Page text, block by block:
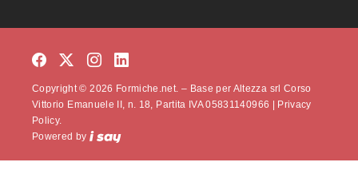
Copyright © 2026 Formiche.net. – Base per Altezza srl Corso
Vittorio Emanuele II, n. 18, Partita IVA 05831140966 | Privacy
Policy.
Powered by